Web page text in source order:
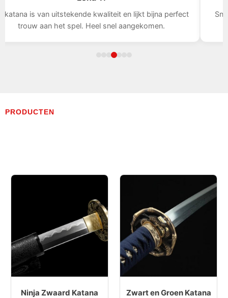
Snelle levering, het zwaard is indrukwekkend, ik ben blij
met mijn aankoop.
PRODUCTEN
Ninja Zwaard Katana Zwart en Groen Katana